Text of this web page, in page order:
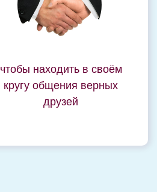
чтобы находить в своём
кругу общения верных
друзей